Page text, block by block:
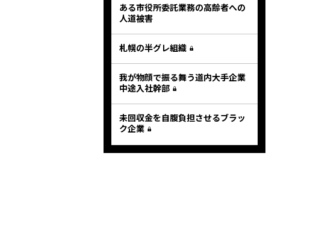
ある市役所委託業務の高齢者への
人道被害
札幌の半グレ組織
我が物顔で振る舞う道内大手企業
中途入社幹部
未回収金を自腹負担させるブラッ
ク企業